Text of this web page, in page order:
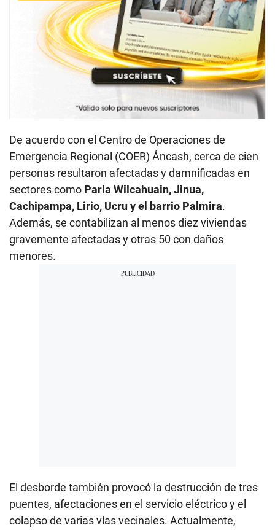
De acuerdo con el Centro de Operaciones de
Emergencia Regional (COER) Áncash, cerca de cien
personas resultaron afectadas y damnificadas en
sectores como Paria Wilcahuain, Jinua,
Cachipampa, Lirio, Ucru y el barrio Palmira.
Además, se contabilizan al menos diez viviendas
gravemente afectadas y otras 50 con daños
menores.
El desborde también provocó la destrucción de tres
puentes, afectaciones en el servicio eléctrico y el
colapso de varias vías vecinales. Actualmente,